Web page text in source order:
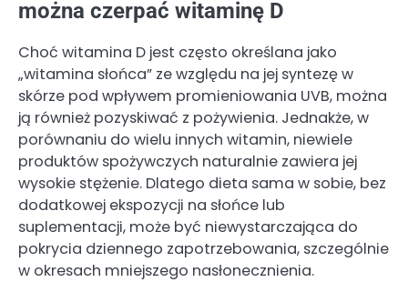
można czerpać witaminę D
Choć witamina D jest często określana jako
„witamina słońca” ze względu na jej syntezę w
skórze pod wpływem promieniowania UVB, można
ją również pozyskiwać z pożywienia. Jednakże, w
porównaniu do wielu innych witamin, niewiele
produktów spożywczych naturalnie zawiera jej
wysokie stężenie. Dlatego dieta sama w sobie, bez
dodatkowej ekspozycji na słońce lub
suplementacji, może być niewystarczająca do
pokrycia dziennego zapotrzebowania, szczególnie
w okresach mniejszego nasłonecznienia.